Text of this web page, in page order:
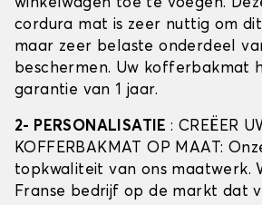
winkelwagen toe te voegen.
cordura mat is zeer nuttig om
maar zeer belaste onderdeel
beschermen. Uw kofferbakmat
garantie van 1 jaar.
2- PERSONALISATIE: CREËER
KOFFERBAKMAT OP MAAT:
topkwaliteit van ons maatwerk.
Franse bedrijf op de markt dat